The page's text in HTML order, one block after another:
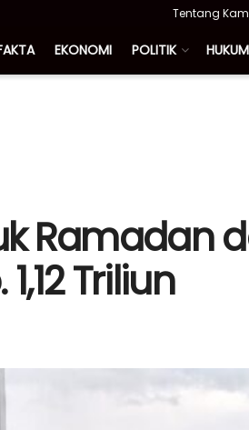
Tentang
EKONOMI POLITIK
Ramadan
Triliun